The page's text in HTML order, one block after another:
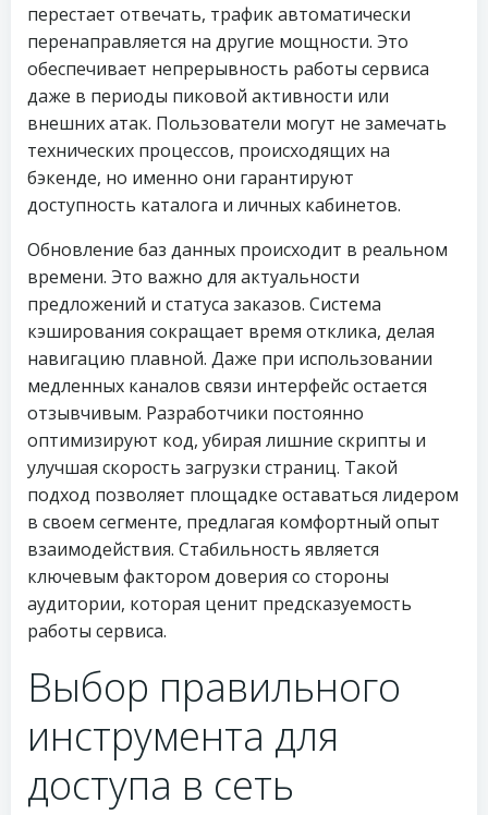
перестает отвечать, трафик автоматически
перенаправляется на другие мощности. Это
обеспечивает непрерывность работы сервиса
даже в периоды пиковой активности или
внешних атак. Пользователи могут не замечать
технических процессов, происходящих на
бэкенде, но именно они гарантируют
доступность каталога и личных кабинетов.
Обновление баз данных происходит в реальном
времени. Это важно для актуальности
предложений и статуса заказов. Система
кэширования сокращает время отклика, делая
навигацию плавной. Даже при использовании
медленных каналов связи интерфейс остается
отзывчивым. Разработчики постоянно
оптимизируют код, убирая лишние скрипты и
улучшая скорость загрузки страниц. Такой
подход позволяет площадке оставаться лидером
в своем сегменте, предлагая комфортный опыт
взаимодействия. Стабильность является
ключевым фактором доверия со стороны
аудитории, которая ценит предсказуемость
работы сервиса.
Выбор правильного
инструмента для
доступа в сеть